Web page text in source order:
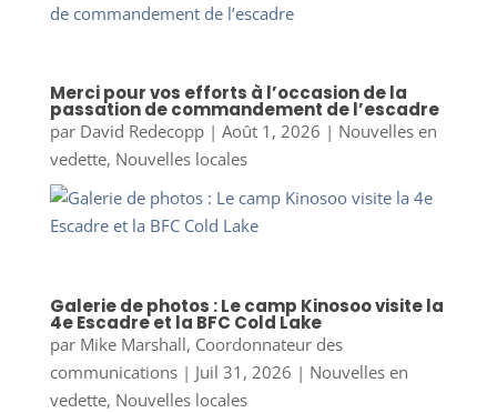
Merci pour vos efforts à l’occasion de la
passation de commandement de l’escadre
par David Redecopp| Août 1, 2026 | Nouvelles en
vedette, Nouvelles locales
Galerie de photos : Le camp Kinosoo visite la
4e Escadre et la BFC Cold Lake
par Mike Marshall, Coordonnateur des
communications| Juil 31, 2026 | Nouvelles en
vedette, Nouvelles locales